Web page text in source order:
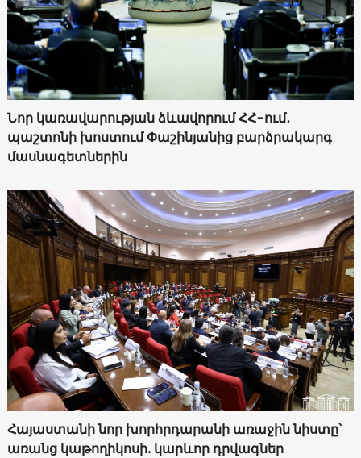
Նոր կառավարության ձևավորում ՀՀ-ում․
պաշտոնի խոստում Փաշինյանից բարձրակարգ
մասնագետներին
Հայաստանի նոր խորհրդարանի առաջին նիստը՝
առանց կաթողիկոսի. կարևոր դրվագներ